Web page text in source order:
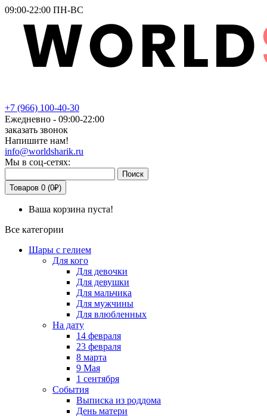
09:00-22:00 ПН-ВС
+7 (966) 100-40-30
Ежедневно - 09:00-22:00
заказать звонок
Напишите нам!
info@worldsharik.ru
Мы в соц-сетях:
Поиск
Товаров 0 (0₽)
Ваша корзина пуста!
Все категории
Шары с гелием
Для кого
Для девочки
Для девушки
Для мальчика
Для мужчины
Для влюбленных
На дату
14 февраля
23 февраля
8 марта
9 Мая
1 сентября
События
Выписка из роддома
День матери